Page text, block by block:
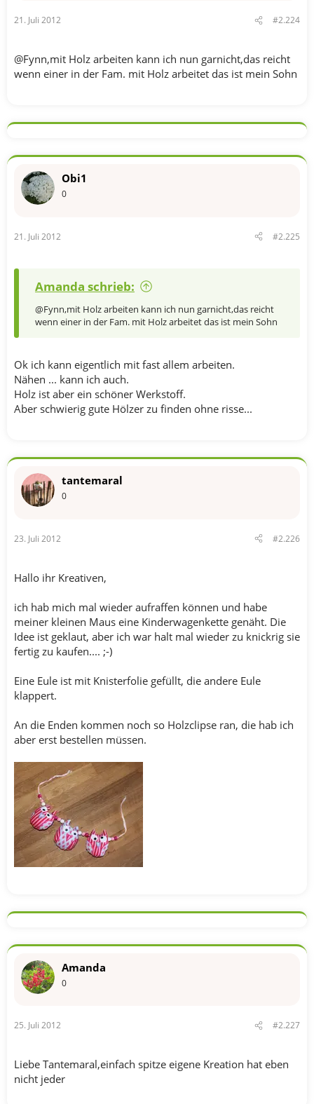
21. Juli 2012 #2.224
@Fynn,mit Holz arbeiten kann ich nun garnicht,das reicht
wenn einer in der Fam. mit Holz arbeitet das ist mein Sohn
Obi1
0
21. Juli 2012 #2.225
Amanda schrieb:
@Fynn,mit Holz arbeiten kann ich nun garnicht,das reicht
wenn einer in der Fam. mit Holz arbeitet das ist mein Sohn
Ok ich kann eigentlich mit fast allem arbeiten.
Nähen ... kann ich auch.
Holz ist aber ein schöner Werkstoff.
Aber schwierig gute Hölzer zu finden ohne risse...
tantemaral
0
23. Juli 2012 #2.226
Hallo ihr Kreativen,
ich hab mich mal wieder aufraffen können und habe
meiner kleinen Maus eine Kinderwagenkette genäht. Die
Idee ist geklaut, aber ich war halt mal wieder zu knickrig sie
fertig zu kaufen.... ;-)
Eine Eule ist mit Knisterfolie gefüllt, die andere Eule
klappert.
An die Enden kommen noch so Holzclipse ran, die hab ich
aber erst bestellen müssen.
Amanda
0
25. Juli 2012 #2.227
Liebe Tantemaral,einfach spitze eigene Kreation hat eben
nicht jeder